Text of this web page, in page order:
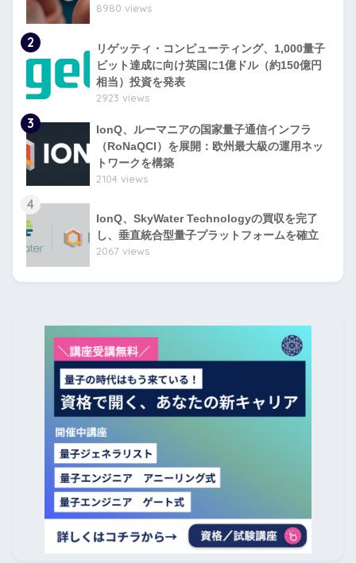
8980 views
2
リゲッティ・コンピューティング、1,000量子
ビット達成に向け英国に1億ドル（約150億円
相当）投資を発表
2923 views
3
IonQ、ルーマニアの国家量子通信インフラ
（RoNaQCI）を展開：欧州最大級の運用ネッ
トワークを構築
2104 views
4
IonQ、SkyWater Technologyの買収を完了
し、垂直統合型量子プラットフォームを確立
2067 views